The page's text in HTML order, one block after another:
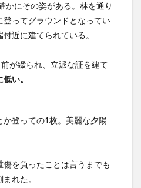
かにその姿がある。林を通り
ってグラウンドとなってい
近に建てられている。
が綴られ、立派な証を建て
い。
か登っての1枚。美麗な夕陽
を負ったことは言うまでも
れた。